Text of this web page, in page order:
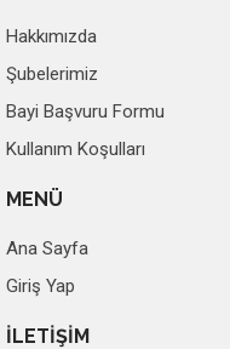
Hakkımızda
Şubelerimiz
Bayi Başvuru Formu
Kullanım Koşulları
MENÜ
Ana Sayfa
Giriş Yap
İLETİŞİM